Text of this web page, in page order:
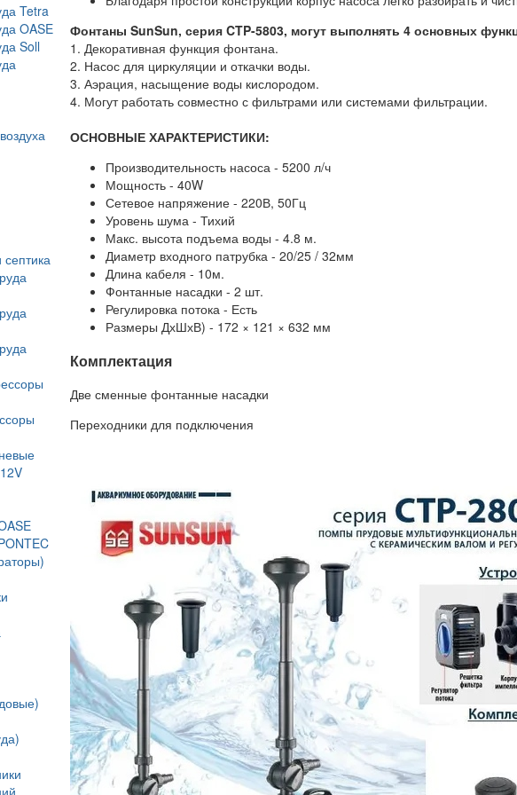
Tetra
OASE
Soll
Фонтаны SunSun, серия CTP-5803, могут выполнять 4 основных
1. Декоративная функция фонтана.
2. Насос для циркуляции и откачки воды.
3. Аэрация, насыщение воды кислородом.
4. Могут работать совместно с фильтрами или системами фильтрации.
ОСНОВНЫЕ ХАРАКТЕРИСТИКИ:
Производительность насоса - 5200 л/ч
Мощность - 40W
Сетевое напряжение - 220В, 50Гц
Уровень шума - Тихий
Макс. высота подъема воды - 4.8 м.
Диаметр входного патрубка - 20/25 / 32мм
Длина кабеля - 10м.
Фонтанные насадки - 2 шт.
Регулировка потока - Есть
Размеры ДхШхВ) - 172 × 121 × 632 мм
Комплектация
Две сменные фонтанные насадки
Переходники для подключения